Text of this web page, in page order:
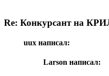
Re: Конкурсант на
uux написал:
Larson написал: